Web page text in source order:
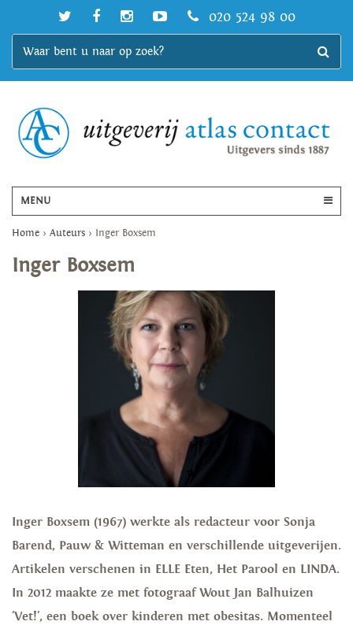
020 524 98 00
MENU
Home > Auteurs > Inger Boxsem
Inger Boxsem
Inger Boxsem (1967) werkte als redacteur voor Sonja
Barend, Pauw & Witteman en verschillende uitgeverijen.
Artikelen verschenen in ELLE Eten, Het Parool en LINDA.
In 2012 maakte ze met fotograaf Wout Jan Balhuizen
'Vet!', een boek over kinderen met obesitas. Momenteel